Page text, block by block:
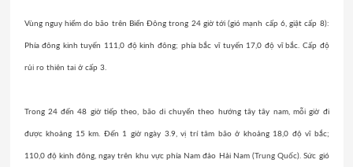
Vùng nguy hiểm do bão trên Biển Đông trong 24 giờ tới (gió mạnh cấp 6, giật cấp 8):
Phía đông kinh tuyến 111,0 độ kinh đông; phía bắc vĩ tuyến 17,0 độ vĩ bắc. Cấp độ
rủi ro thiên taiở cấp 3.
Trong 24 đến 48 giờ tiếp theo, bão di chuyển theo hướng tây tây nam, mỗi giờ đi
được khoảng 15 km. Đến 1 giờ ngày 3.9, vị trí tâm bão ở khoảng 18,0 độ vĩ bắc;
110,0 độ kinh đông, ngay trên khu vực phía Nam đảo Hải Nam (Trung Quốc). Sức gió